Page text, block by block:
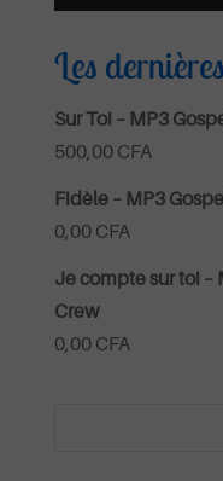
Les
Sur Toi – MP3
500,00 CFA
Fidèle – MP3
0,00 CFA
Je compte sur toi –
Crew
0,00 CFA